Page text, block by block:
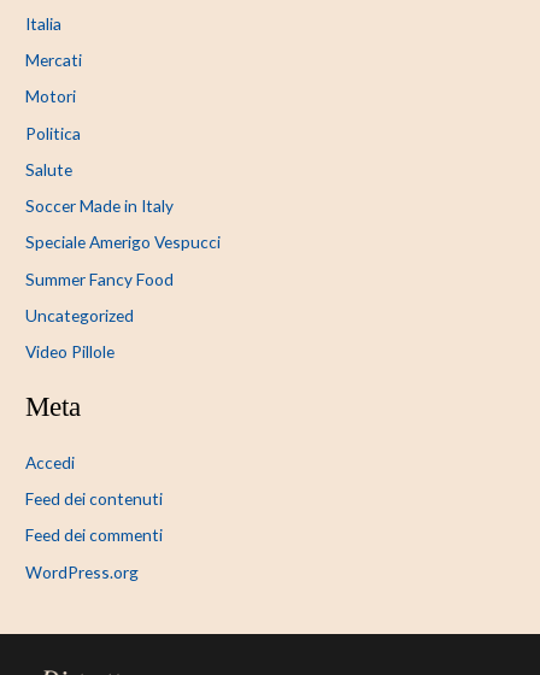
Italia
Mercati
Motori
Politica
Salute
Soccer Made in Italy
Speciale Amerigo Vespucci
Summer Fancy Food
Uncategorized
Video Pillole
Meta
Accedi
Feed dei contenuti
Feed dei commenti
WordPress.org